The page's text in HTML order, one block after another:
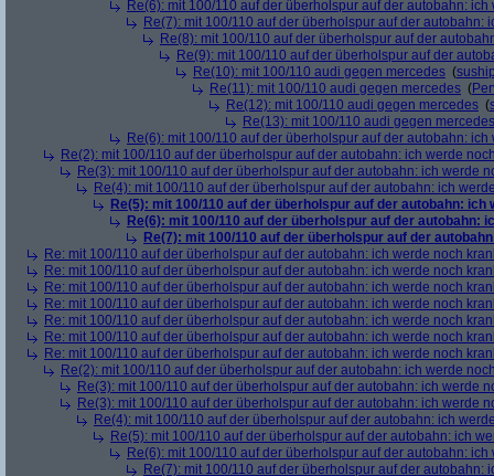
Re(6): mit 100/110 auf der überholspur auf der autobahn:
Re(7): mit 100/110 auf der überholspur auf der autobahn:
Re(8): mit 100/110 auf der überholspur auf der
Re(9): mit 100/110 auf der überholspur auf der
Re(10): mit 100/110 audi gegen mercedes (
Re(11): mit 100/110 audi gegen mercedes (
Re(12): mit 100/110 audi gegen mercedes (
Re(13): mit 100/110 audi gegen mercedes
Re(6): mit 100/110 auf der überholspur auf der autobahn:
Re(2): mit 100/110 auf der überholspur auf der autobahn: ich werde
Re(3): mit 100/110 auf der überholspur auf der autobahn: ich werde
Re(4): mit 100/110 auf der überholspur auf der autobahn: ich
Re(5): mit 100/110 auf der überholspur auf der autobahn: ich
Re(6): mit 100/110 auf der überholspur auf der autobahn:
Re(7): mit 100/110 auf der überholspur auf der
Re: mit 100/110 auf der überholspur auf der autobahn: ich werde noch
Re: mit 100/110 auf der überholspur auf der autobahn: ich werde noch
Re: mit 100/110 auf der überholspur auf der autobahn: ich werde noch
Re: mit 100/110 auf der überholspur auf der autobahn: ich werde noch
Re: mit 100/110 auf der überholspur auf der autobahn: ich werde noch
Re: mit 100/110 auf der überholspur auf der autobahn: ich werde noch
Re: mit 100/110 auf der überholspur auf der autobahn: ich werde noch
Re(2): mit 100/110 auf der überholspur auf der autobahn: ich werde
Re(3): mit 100/110 auf der überholspur auf der autobahn: ich werde
Re(3): mit 100/110 auf der überholspur auf der autobahn: ich werde
Re(4): mit 100/110 auf der überholspur auf der autobahn: ich
Re(5): mit 100/110 auf der überholspur auf der autobahn: ich
Re(6): mit 100/110 auf der überholspur auf der autobahn:
Re(7): mit 100/110 auf der überholspur auf der autobahn: